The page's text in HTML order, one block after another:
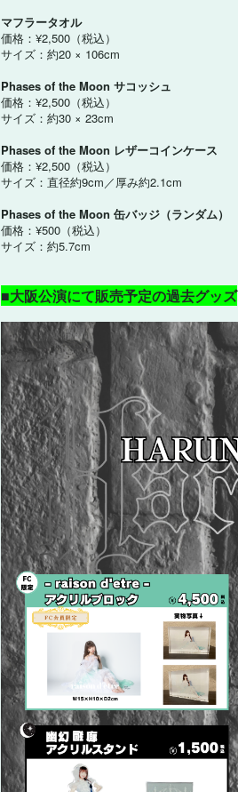
マフラータオル
価格：¥2,500（税込）
サイズ：約20 × 106cm
Phases of the Moon サコッシュ
価格：¥2,500（税込）
サイズ：約30 × 23cm
Phases of the Moon レザーコインケース
価格：¥2,500（税込）
サイズ：直径約9cm／厚み約2.1cm
Phases of the Moon 缶バッジ（ランダム）
価格：¥500（税込）
サイズ：約5.7cm
■大阪公演にて販売予定の過去グッズ